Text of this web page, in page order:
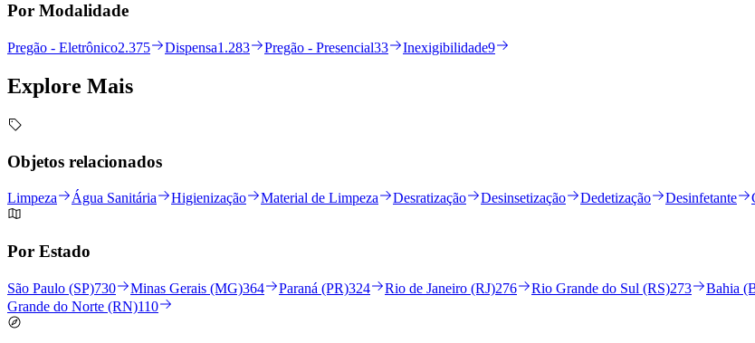
Por Modalidade
Pregão - Eletrônico2.375 Dispensa1.283 Pregão - Presencial33 Inexigibilidade9
Explore Mais
Objetos relacionados
Limpeza Água Sanitária Higienização Material de Limpeza Desratização Desinsetização Dedetização Desinfetante
Por Estado
São Paulo (SP)730 Minas Gerais (MG)364 Paraná (PR)324 Rio de Janeiro (RJ)276 Rio Grande do Sul (RS)273 Bahia
Grande do Norte (RN)110